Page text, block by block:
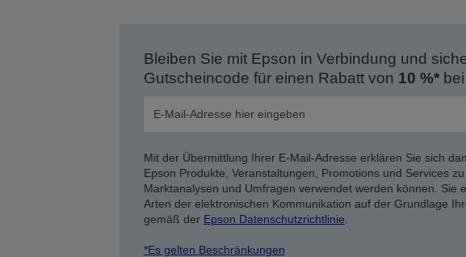
Bleiben Sie mit Epson in Verbindung und
Gutscheincode für einen Rabatt von 10 %*bei
Mit der Übermittlung Ihrer E-Mail-Adresse erklären Sie sich
Epson Produkte, Veranstaltungen, Promotions und Services
Marktanalysen und Umfragen verwendet werden können. Sie
Arten der elektronischen Kommunikation auf der Grundlage
gemäß der Epson Datenschutzrichtlinie
*Es gelten Beschränkungen